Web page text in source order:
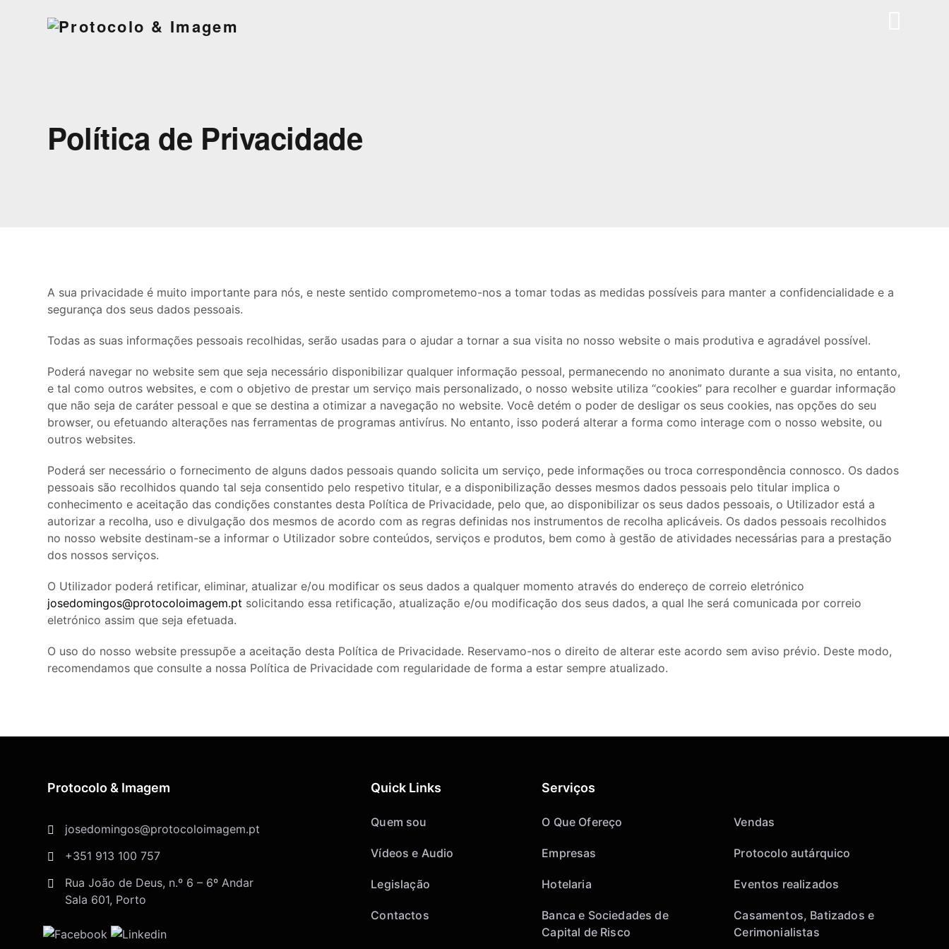
Política de Privacidade
A sua privacidade é muito importante para nós, e neste sentido comprometemo-nos a tomar todas as medidas possíveis para manter a confidencialidade e a
segurança dos seus dados pessoais.
Todas as suas informações pessoais recolhidas, serão usadas para o ajudar a tornar a sua visita no nosso website o mais produtiva e agradável possível.
Poderá navegar no website sem que seja necessário disponibilizar qualquer informação pessoal, permanecendo no anonimato durante a sua visita, no entanto,
e tal como outros websites, e com o objetivo de prestar um serviço mais personalizado, o nosso website utiliza “cookies” para recolher e guardar informação
que não seja de caráter pessoal e que se destina a otimizar a navegação no website. Você detém o poder de desligar os seus cookies, nas opções do seu
browser, ou efetuando alterações nas ferramentas de programas antivírus. No entanto, isso poderá alterar a forma como interage com o nosso website, ou
outros websites.
Poderá ser necessário o fornecimento de alguns dados pessoais quando solicita um serviço, pede informações ou troca correspondência connosco. Os dados
pessoais são recolhidos quando tal seja consentido pelo respetivo titular, e a disponibilização desses mesmos dados pessoais pelo titular implica o
conhecimento e aceitação das condições constantes desta Política de Privacidade, pelo que, ao disponibilizar os seus dados pessoais, o Utilizador está a
autorizar a recolha, uso e divulgação dos mesmos de acordo com as regras definidas nos instrumentos de recolha aplicáveis. Os dados pessoais recolhidos
no nosso website destinam-se a informar o Utilizador sobre conteúdos, serviços e produtos, bem como à gestão de atividades necessárias para a prestação
dos nossos serviços.
O Utilizador poderá retificar, eliminar, atualizar e/ou modificar os seus dados a qualquer momento através do endereço de correio eletrónico
josedomingos@protocoloimagem.pt solicitando essa retificação, atualização e/ou modificação dos seus dados, a qual lhe será comunicada por correio
eletrónico assim que seja efetuada.
O uso do nosso website pressupõe a aceitação desta Política de Privacidade. Reservamo-nos o direito de alterar este acordo sem aviso prévio. Deste modo,
recomendamos que consulte a nossa Política de Privacidade com regularidade de forma a estar sempre atualizado.
Protocolo & Imagem
josedomingos@protocoloimagem.pt
+351 913 100 757
Rua João de Deus, n.º 6 – 6º Andar
Sala 601, Porto
Quick Links
Quem sou
Vídeos e Audio
Legislação
Contactos
Serviços
O Que Ofereço
Empresas
Hotelaria
Banca e Sociedades de
Capital de Risco
Vendas
Protocolo autárquico
Eventos realizados
Casamentos, Batizados e
Cerimonialistas